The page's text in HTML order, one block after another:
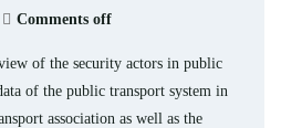
Comments off
of the security actors in public
of the public transport system in
association as well as the